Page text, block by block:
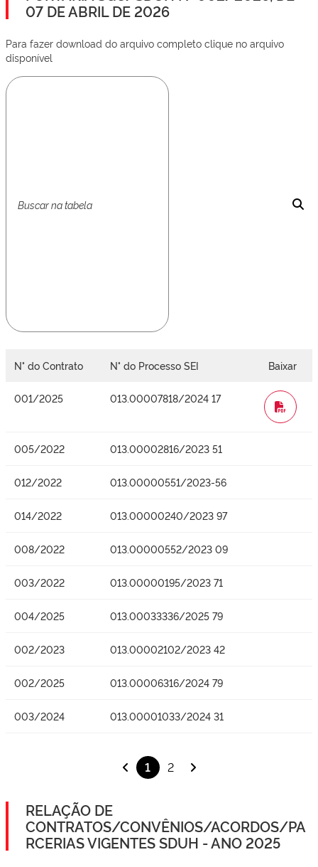
07 DE ABRIL DE 2026
Para fazer download do arquivo completo clique no arquivo
disponível
N° do Contrato N° do Processo SEI Baixar
001/2025 013.00007818/2024 17
WORD
005/2022 013.00002816/2023 51
012/2022 013.00000551/2023-56
014/2022 013.00000240/2023 97
008/2022 013.00000552/2023 09
003/2022 013.00000195/2023 71
004/2025 013.00033336/2025 79
002/2023 013.00002102/2023 42
002/2025 013.00006316/2024 79
003/2024 013.00001033/2024 31
1 2
RELAÇÃO DE
CONTRATOS/CONVÊNIOS/ACORDOS/PA
RCERIAS VIGENTES SDUH - ANO 2025